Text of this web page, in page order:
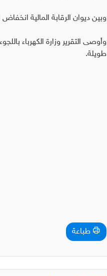
وبين ديوان الرقابة المالية
وأوصى التقرير وزارة الكهرباء
طويلة.
طباعة